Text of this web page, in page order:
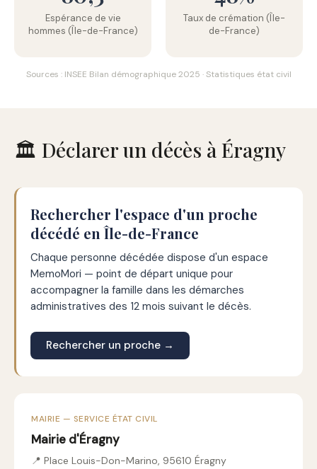
Espérance de vie
hommes (Île-de-France)
Taux de crémation (Île-
de-France)
Sources : INSEE Bilan démographique 2025 · Statistiques état civil
🏛️ Déclarer un décès à Éragny
Rechercher l'espace d'un proche
décédé en Île-de-France
Chaque personne décédée dispose d'un espace
MemoMori — point de départ unique pour
accompagner la famille dans les démarches
administratives des 12 mois suivant le décès.
Rechercher un proche →
MAIRIE — SERVICE ÉTAT CIVIL
Mairie d'Éragny
📍 Place Louis-Don-Marino, 95610 Éragny